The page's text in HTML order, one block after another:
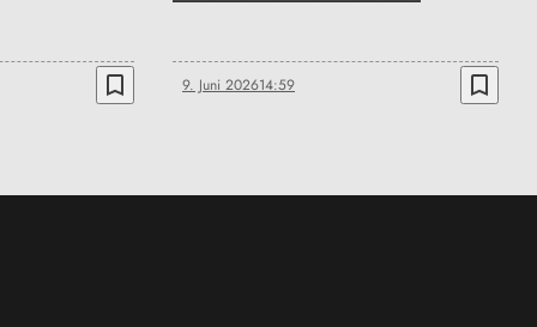
bookmark_border 9. Juni 202614:59 bookmark_border